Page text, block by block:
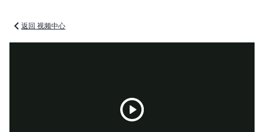
返回 视频中心